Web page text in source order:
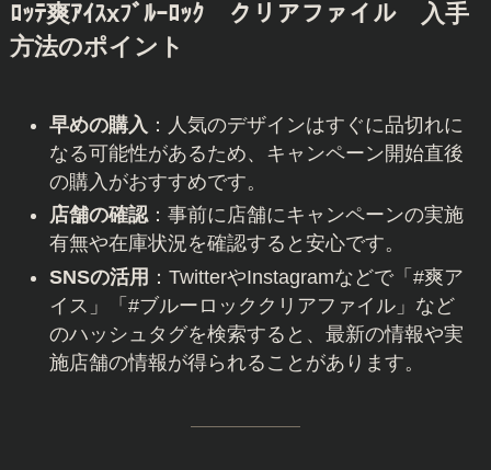
ﾛｯﾃ爽ｱｲｽxﾌﾞﾙｰﾛｯｸ クリアファイル
入手
方法のポイント
早めの購入 ：人気のデザインはすぐに品切れに
なる可能性があるため、キャンペーン開始直後
の購入がおすすめです。
店舗の確認：事前に店舗にキャンペーンの実施
有無や在庫状況を確認すると安心です。
SNSの活用 ：TwitterやInstagramなどで「#爽ア
イス」「#ブルーロッククリアファイル」など
のハッシュタグを検索すると、最新の情報や実
施店舗の情報が得られることがあります。